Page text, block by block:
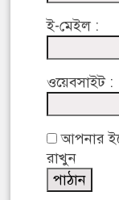
ই-মেইল :
ওয়েবসাইট :
আপনার
রাখুন